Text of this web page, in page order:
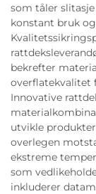
som tåler
konstant bruk
bekrefter
overflatekvalitet
Innovative
utvikle
overlegen
ekstreme
som
inkluderer